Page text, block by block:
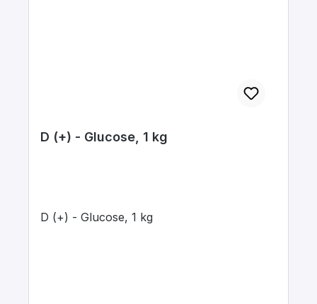
D (+) - Glucose, 1 kg
D (+) - Glucose, 1 kg